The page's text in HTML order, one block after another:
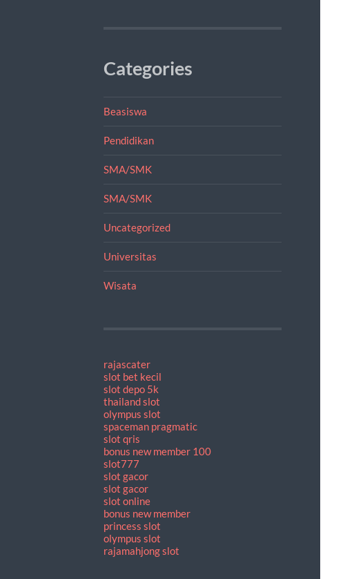
Categories
Beasiswa
Pendidikan
SMA/SMK
SMA/SMK
Uncategorized
Universitas
Wisata
rajascater
slot bet kecil
slot depo 5k
thailand slot
olympus slot
spaceman pragmatic
slot qris
bonus new member 100
slot777
slot gacor
slot gacor
slot online
bonus new member
princess slot
olympus slot
rajamahjong slot